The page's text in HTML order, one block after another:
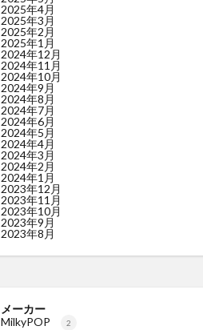
2025年4月
2025年3月
2025年2月
2025年1月
2024年12月
2024年11月
2024年10月
2024年9月
2024年8月
2024年7月
2024年6月
2024年5月
2024年4月
2024年3月
2024年2月
2024年1月
2023年12月
2023年11月
2023年10月
2023年9月
2023年8月
メーカー
MilkyPOP
2